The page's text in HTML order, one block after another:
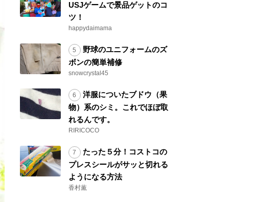
USJゲームで景品ゲットのコ
ツ！
happydaimama
野球のユニフォームのズ
ボンの簡単補修
snowcrystal45
洋服についたブドウ（果
物）系のシミ。これでほぼ取
れるんです。
RIRICOCO
たった５分！コストコの
プレスシールがサッと切れる
ようになる方法
香村薫